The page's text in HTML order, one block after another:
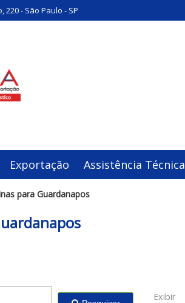
- São Paulo - SP
Exportação Assistência Técnica
para Guardanapos
Exibir